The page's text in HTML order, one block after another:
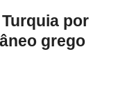
por
grego